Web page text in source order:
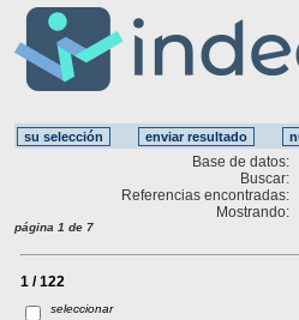
Base de datos:
Buscar:
Referencias encontradas:
Mostrando:
página 1 de 7
1 / 122
seleccionar